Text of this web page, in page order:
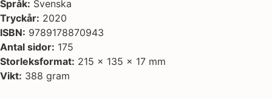
Språk: Svenska
Tryckår: 2020
ISBN: 9789178870943
Antal sidor: 175
Storleksformat: 215 x 135 x 17 mm
Vikt: 388 gram